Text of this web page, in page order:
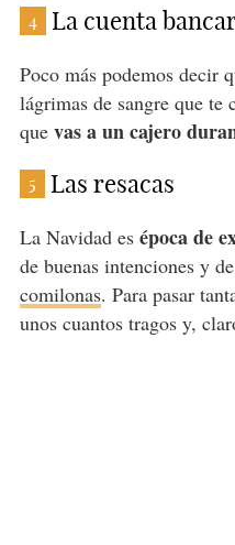
4 La cuenta
Poco más podemos decir
lágrimas de sangre que te
que vas a un cajero
5 Las resacas
La Navidad es época de
de buenas intenciones y
comilonas. Para pasar
unos cuantos tragos y,